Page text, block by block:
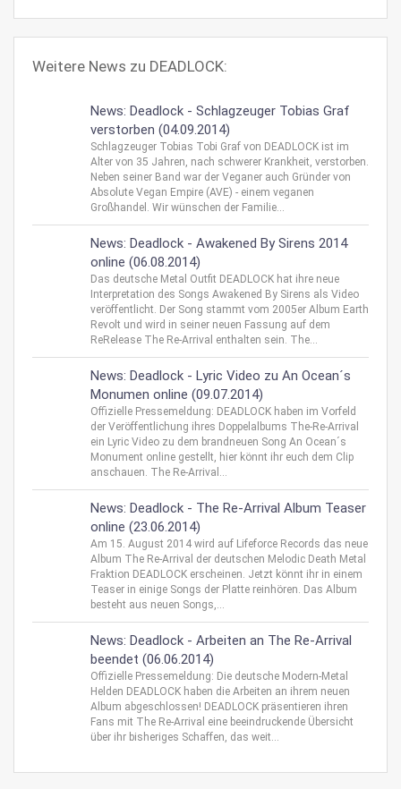
Weitere News zu DEADLOCK:
News: Deadlock - Schlagzeuger Tobias Graf
verstorben (04.09.2014)
Schlagzeuger Tobias Tobi Graf von DEADLOCK ist im
Alter von 35 Jahren, nach schwerer Krankheit, verstorben.
Neben seiner Band war der Veganer auch Gründer von
Absolute Vegan Empire (AVE) - einem veganen
Großhandel. Wir wünschen der Familie...
News: Deadlock - Awakened By Sirens 2014
online (06.08.2014)
Das deutsche Metal Outfit DEADLOCK hat ihre neue
Interpretation des Songs Awakened By Sirens als Video
veröffentlicht. Der Song stammt vom 2005er Album Earth
Revolt und wird in seiner neuen Fassung auf dem
ReRelease The Re-Arrival enthalten sein. The...
News: Deadlock - Lyric Video zu An Ocean´s
Monumen online (09.07.2014)
Offizielle Pressemeldung: DEADLOCK haben im Vorfeld
der Veröffentlichung ihres Doppelalbums The-Re-Arrival
ein Lyric Video zu dem brandneuen Song An Ocean´s
Monument online gestellt, hier könnt ihr euch dem Clip
anschauen. The Re-Arrival...
News: Deadlock - The Re-Arrival Album Teaser
online (23.06.2014)
Am 15. August 2014 wird auf Lifeforce Records das neue
Album The Re-Arrival der deutschen Melodic Death Metal
Fraktion DEADLOCK erscheinen. Jetzt könnt ihr in einem
Teaser in einige Songs der Platte reinhören. Das Album
besteht aus neuen Songs,...
News: Deadlock - Arbeiten an The Re-Arrival
beendet (06.06.2014)
Offizielle Pressemeldung: Die deutsche Modern-Metal
Helden DEADLOCK haben die Arbeiten an ihrem neuen
Album abgeschlossen! DEADLOCK präsentieren ihren
Fans mit The Re-Arrival eine beeindruckende Übersicht
über ihr bisheriges Schaffen, das weit...